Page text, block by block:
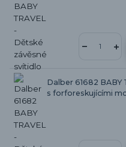
Dalber 61682
s forforeskujícími